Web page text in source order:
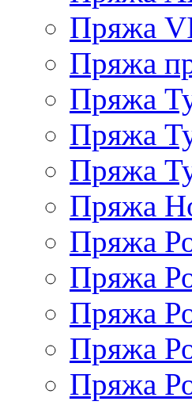
Пряжа
Пряжа
Пряжа
Пряжа
Пряжа
Пряжа
Пряжа
Пряжа
Пряжа
Пряжа
Пряжа